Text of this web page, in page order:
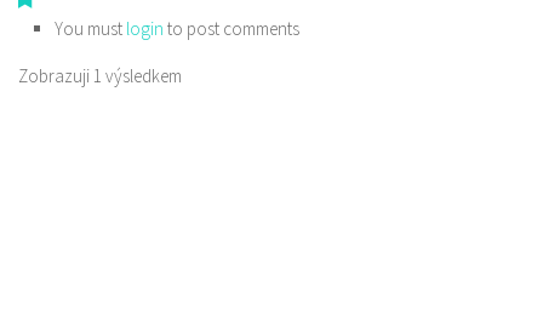
You must login to post comments
Zobrazuji 1 výsledkem